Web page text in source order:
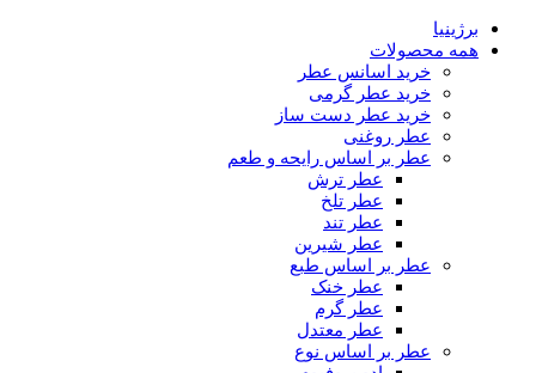
برژینیا
همه محصولات
خرید اسانس عطر
خرید عطر گرمی
خرید عطر دست ساز
عطر روغنی
عطر بر اساس رایحه و طعم
عطر ترش
عطر تلخ
عطر تند
عطر شیرین
عطر بر اساس طبع
عطر خنک
عطر گرم
عطر معتدل
عطر بر اساس نوع